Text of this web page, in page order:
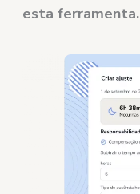
esta ferramenta.